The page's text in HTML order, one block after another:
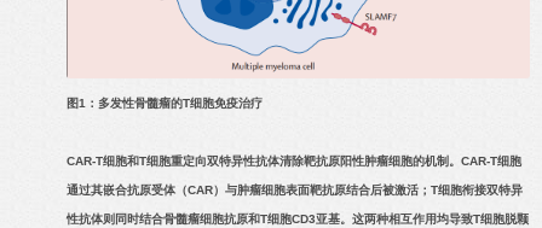
图1：多发性骨髓瘤的T细胞免疫治疗
CAR-T细胞和T细胞重定向双特异性抗体清除靶抗原阳性肿瘤细胞的机制。CAR-T细胞
通过其嵌合抗原受体（CAR）与肿瘤细胞表面靶抗原结合后被激活；T细胞衔接双特异
性抗体则同时结合骨髓瘤细胞抗原和T细胞CD3亚基。这两种相互作用均导致T细胞脱颗